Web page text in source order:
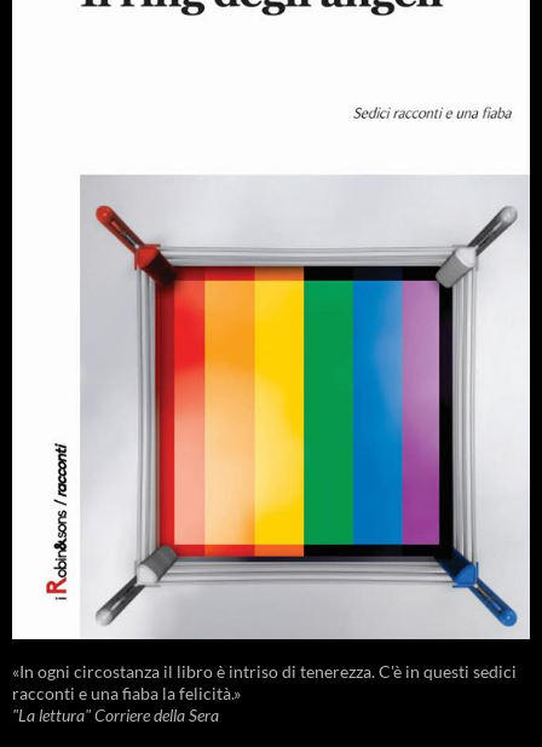
«In ogni circostanza il libro è intriso di tenerezza. C'è in questi sedici
racconti e una fiaba la felicità.»
"La lettura" Corriere della Sera